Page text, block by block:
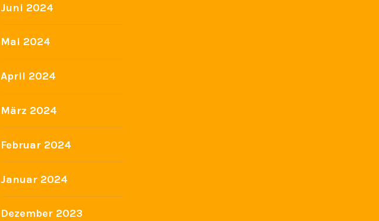
Juni 2024
Mai 2024
April 2024
März 2024
Februar 2024
Januar 2024
Dezember 2023